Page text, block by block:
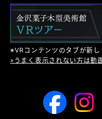
※VRコンテンツのタブが新し
»うまく表示されない方は動